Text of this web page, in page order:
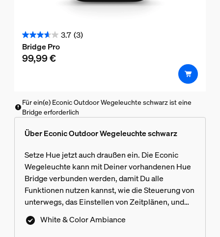
3.7 (3)
3.7
von
5
Bewertungen
Bridge Pro
99,99 €
Für ein(e) Econic Outdoor Wegeleuchte schwarz ist eine
Bridge erforderlich
Über Econic Outdoor Wegeleuchte schwarz
Setze Hue jetzt auch draußen ein. Die Econic
Wegeleuchte kann mit Deiner vorhandenen Hue
Bridge verbunden werden, damit Du alle
Funktionen nutzen kannst, wie die Steuerung von
unterwegs, das Einstellen von Zeitplänen, und
die Erzeugung beliebiger Atmosphären. Die Hue
Bridge ist nicht im Lieferumfang enthalten.
White & Color Ambiance